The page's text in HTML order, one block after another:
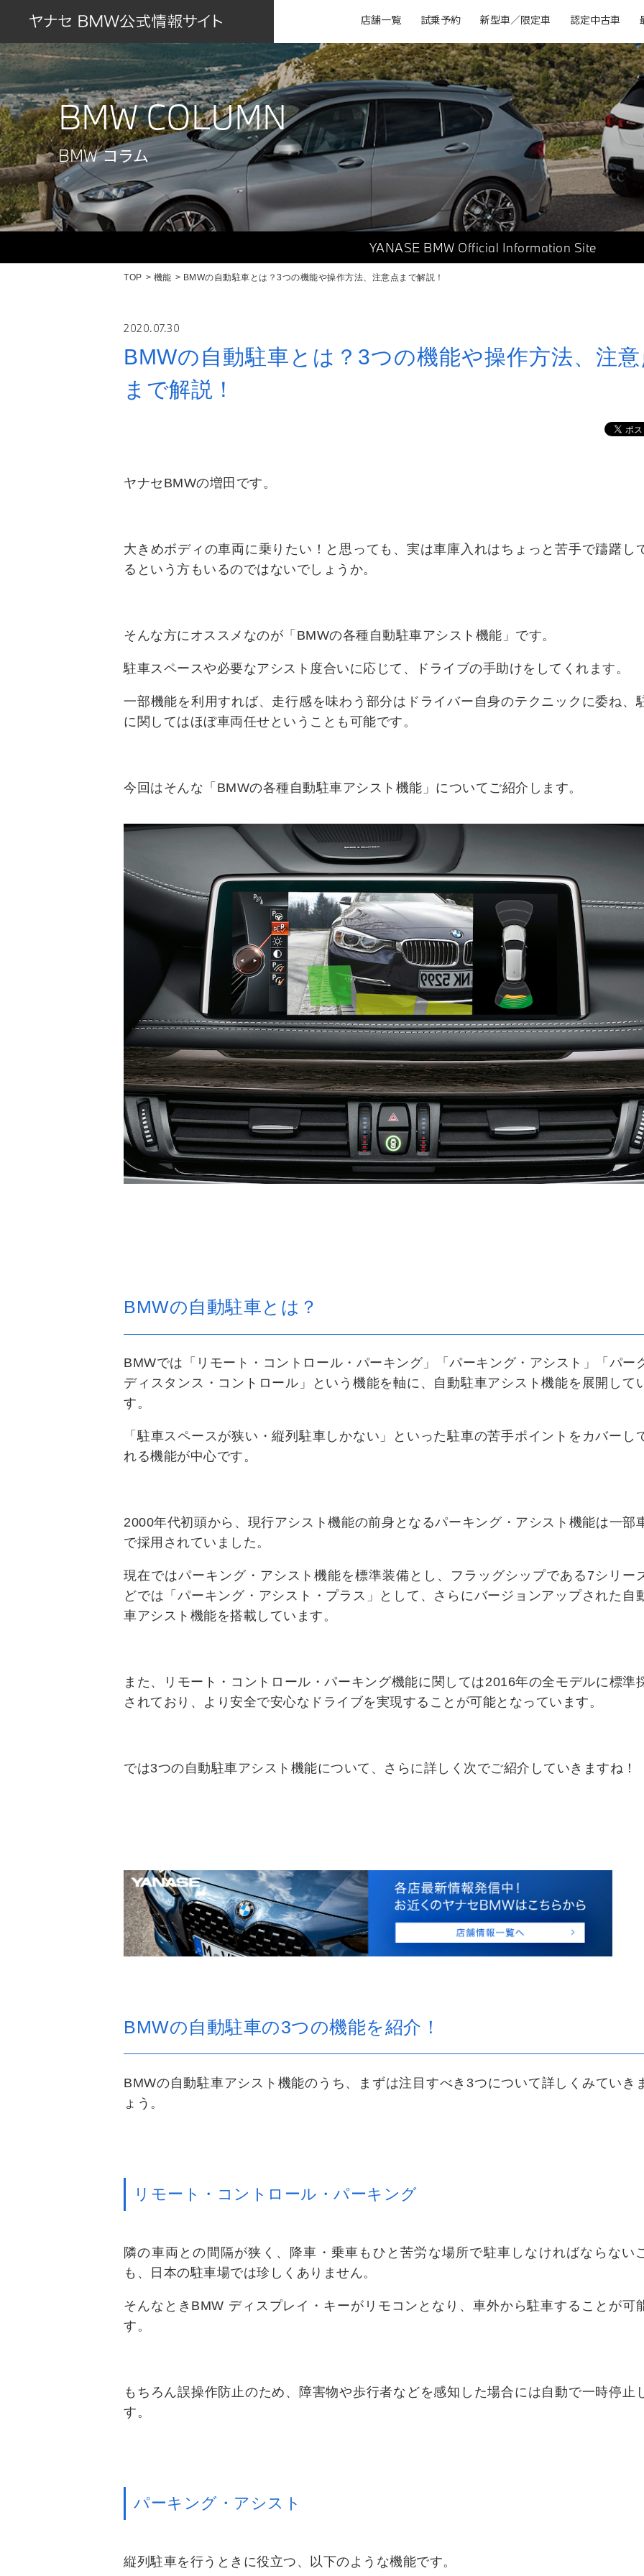
店舗一覧 試乗予約 新型車／限定車 認定中古車
BMW COLUMN
BMW コラム
YANASE BMW Official Information Site
TOP 機能 BMWの自動駐車とは？3つの機能や操作方法、注意点まで解説！
2020.07.30
BMWの自動駐車とは？3つの機能や操作方法、注
まで解説！
ヤナセBMWの増田です。
大きめボディの車両に乗りたい！と思っても、実は車庫入れはちょっと苦手で躊躇し
るという方もいるのではないでしょうか。
そんな方にオススメなのが「BMWの各種自動駐車アシスト機能」です。
駐車スペースや必要なアシスト度合いに応じて、ドライブの手助けをしてくれます。
一部機能を利用すれば、走行感を味わう部分はドライバー自身のテクニックに委ね、
に関してはほぼ車両任せということも可能です。
今回はそんな「BMWの各種自動駐車アシスト機能」についてご紹介します。
BMWの自動駐車とは？
BMWでは「リモート・コントロール・パーキング」「パーキング・アシスト」「パー
ディスタンス・コントロール」という機能を軸に、自動駐車アシスト機能を展開して
す。
「駐車スペースが狭い・縦列駐車しかない」といった駐車の苦手ポイントをカバーし
れる機能が中心です。
2000年代初頭から、現行アシスト機能の前身となるパーキング・アシスト機能は一部
で採用されていました。
現在ではパーキング・アシスト機能を標準装備とし、フラッグシップである7シリー
どでは「パーキング・アシスト・プラス」として、さらにバージョンアップされた自
車アシスト機能を搭載しています。
また、リモート・コントロール・パーキング機能に関しては2016年の全モデルに標準
されており、より安全で安心なドライブを実現することが可能となっています。
では3つの自動駐車アシスト機能について、さらに詳しく次でご紹介していきますね！
BMWの自動駐車の3つの機能を紹介！
BMWの自動駐車アシスト機能のうち、まずは注目すべき3つについて詳しくみていき
ょう。
リモート・コントロール・パーキング
隣の車両との間隔が狭く、降車・乗車もひと苦労な場所で駐車しなければならない
も、日本の駐車場では珍しくありません。
そんなときBMW ディスプレイ・キーがリモコンとなり、車外から駐車することが可
す。
もちろん誤操作防止のため、障害物や歩行者などを感知した場合には自動で一時停止
す。
パーキング・アシスト
縦列駐車を行うときに役立つ、以下のような機能です。